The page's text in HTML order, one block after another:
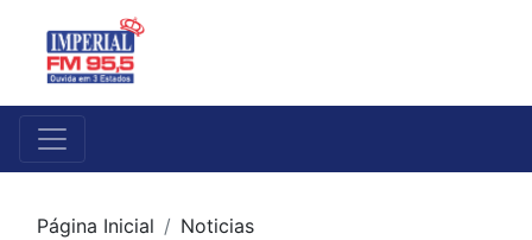
Página Inicial Noticias